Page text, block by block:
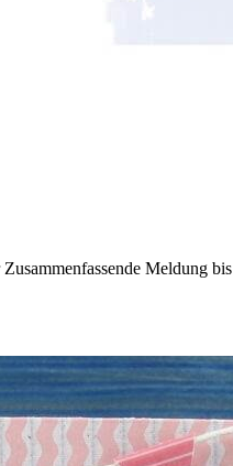
Zusammenfassende Meldung